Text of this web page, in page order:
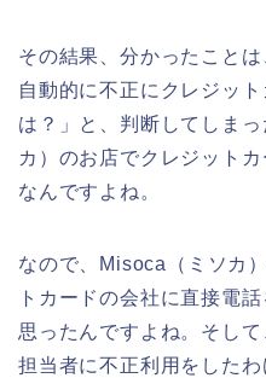
その結果、分かったこと
自動的に不正にクレジッ
は？」と、判断してしま
カ）のお店でクレジット
なんですよね。
なので、Misoca（ミソカ
トカードの会社に直接電
思ったんですよね。そし
担当者に不正利用をした